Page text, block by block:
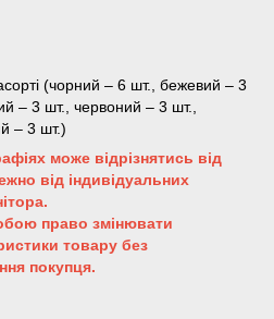
(чорний – 6 шт., бежевий – 3
– 3 шт., червоний – 3 шт.,
– 3 шт.)
може відрізнятись від
від індивідуальних
право змінювати
товару без
покупця.